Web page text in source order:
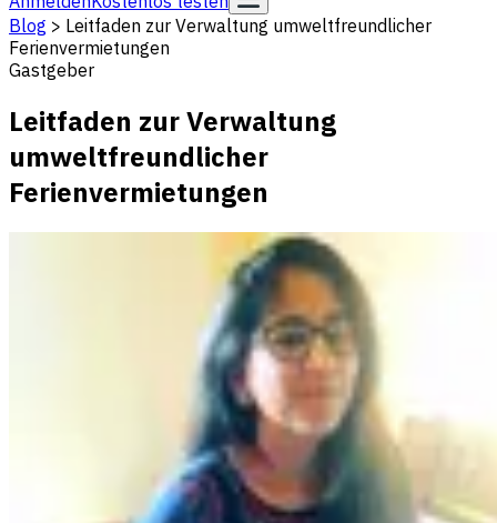
Blog > Leitfaden zur Verwaltung umweltfreundlicher
Ferienvermietungen
Gastgeber
Leitfaden zur Verwaltung
umweltfreundlicher
Ferienvermietungen